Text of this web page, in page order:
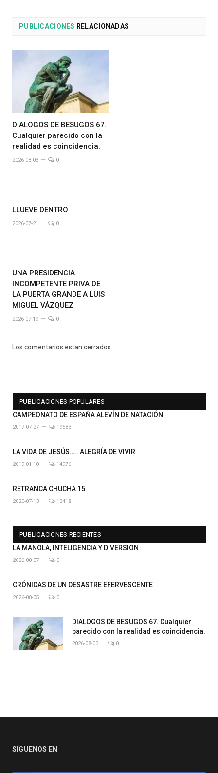
PUBLICACIONES RELACIONADAS
DIALOGOS DE BESUGOS 67.
Cualquier parecido con la
realidad es coincidencia.
2026-08-03 0
LLUEVE DENTRO
2026-07-21 0
UNA PRESIDENCIA
INCOMPETENTE PRIVA DE
LA PUERTA GRANDE A LUIS
MIGUEL VÁZQUEZ
2026-07-19 0
Los comentarios estan cerrados.
PUBLICACIONES POPULARES
CAMPEONATO DE ESPAÑA ALEVÍN DE NATACIÓN
2017-07-27 19583
LA VIDA DE JESÚS….. ALEGRÍA DE VIVIR
2019-01-18 14976
RETRANCA CHUCHA 15
2020-07-13 13418
PUBLICACIONES RECIENTES
LA MANOLA, INTELIGENCIA Y DIVERSION
2026-08-07 0
CRÓNICAS DE UN DESASTRE EFERVESCENTE
2026-08-05 0
DIALOGOS DE BESUGOS 67. Cualquier
parecido con la realidad es coincidencia.
2026-08-03 0
SÍGUENOS EN